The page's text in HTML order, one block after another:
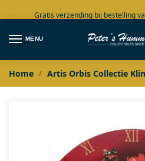
Gratis verzending bij bestelling
Grote collectie in
MENU
Home / Artis Orbis Collectie